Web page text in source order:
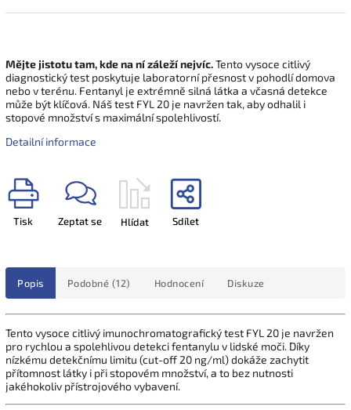
Mějte jistotu tam, kde na ní záleží nejvíc.Tento vysoce citlivý
diagnostický test poskytuje laboratorní přesnost v pohodlí domova
nebo v terénu. Fentanyl je extrémně silná látka a včasná detekce
může být klíčová. Náš test FYL 20 je navržen tak, aby odhalil i
stopové množství s maximální spolehlivostí.
Detailní informace
Tisk Zeptat se Hlídat Sdílet
Popis Podobné (12) Hodnocení Diskuze
Tento vysoce citlivý imunochromatografický test FYL 20 je navržen
pro rychlou a spolehlivou detekci fentanylu v lidské moči. Díky
nízkému detekčnímu limitu (cut-off 20 ng/ml) dokáže zachytit
přítomnost látky i při stopovém množství, a to bez nutnosti
jakéhokoliv přístrojového vybavení.